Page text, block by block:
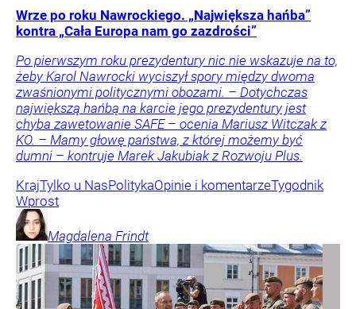
Wrze po roku Nawrockiego. „Największa hańba”
kontra „Cała Europa nam go zazdrości”
Po pierwszym roku prezydentury nic nie wskazuje na to,
żeby Karol Nawrocki wyciszył spory między dwoma
zwaśnionymi politycznymi obozami. – Dotychczas
największą hańbą na karcie jego prezydentury jest
chyba zawetowanie SAFE – ocenia Mariusz Witczak z
KO. – Mamy głowę państwa, z której możemy być
dumni – kontruje Marek Jakubiak z Rozwoju Plus.
KrajTylko u NasPolitykaOpinie i komentarzeTygodnik
Wprost
Magdalena Frindt